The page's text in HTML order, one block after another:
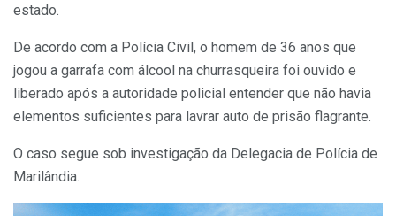
estado.
De acordo com a Polícia Civil, o homem de 36 anos que
jogou a garrafa com álcool na churrasqueira foi ouvido e
liberado após a autoridade policial entender que não havia
elementos suficientes para lavrar auto de prisão flagrante.
O caso segue sob investigação da Delegacia de Polícia de
Marilândia.